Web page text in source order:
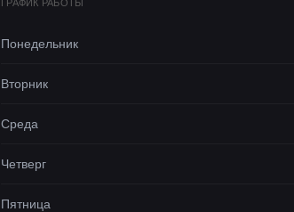
ГРАФИК РАБОТЫ
Понедельник
Вторник
Среда
Четверг
Пятница